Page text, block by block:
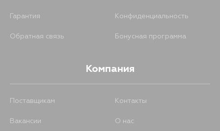
Гарантия Конфиденциальность
Обратная связь Бонусная программа
Компания
Поставщикам Контакты
Вакансии О нас